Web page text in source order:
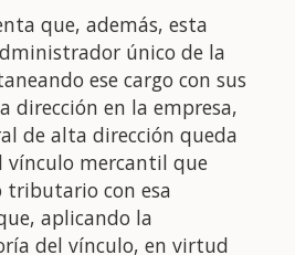
que, además, esta
único de la
ese cargo con sus
dirección en la empresa,
de alta dirección queda
vínculo mercantil que
tributario con esa
aplicando la
del vínculo, en virtud